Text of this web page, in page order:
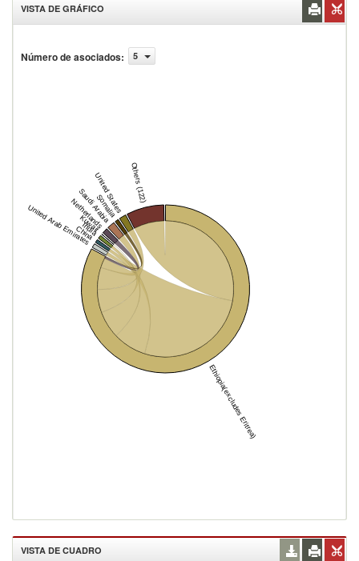
VISTA DE GRÁFICO
Número de asociados: 5
Ethiopia(excludes Eritrea)
United Arab Emirates
China
India
Kuwait
Netherlands
Saudi Arabia
Somalia
United States Others (122)
VISTA DE CUADRO